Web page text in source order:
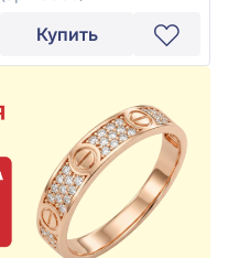
Купить